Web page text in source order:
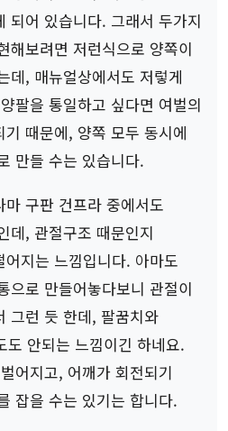
되어 있습니다. 그래서 두가지
해보려면 저런식으로 양쪽이
데, 매뉴얼상에서도 저렇게
팔을 통일하고 싶다면 여벌의
때문에, 양쪽 모두 동시에
만들 수는 있습니다.
구판 건프라 중에서도
데, 관절구조 때문인지
지는 느낌입니다. 아마도
으로 만들어놓다보니 관절이
그런 듯 한데, 팔꿈치와
도 안되는 느낌이긴 하네요.
어지고, 어깨가 회전되기
잡을 수는 있기는 합니다.